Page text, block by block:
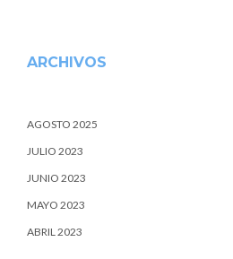
ARCHIVOS
AGOSTO 2025
JULIO 2023
JUNIO 2023
MAYO 2023
ABRIL 2023